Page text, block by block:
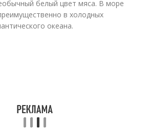
белый цвет мяса. В море
в холодных
океана.